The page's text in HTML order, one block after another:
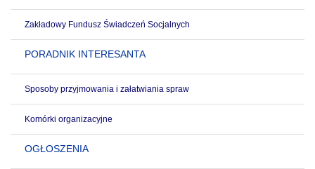
Zakładowy Fundusz Świadczeń Socjalnych
PORADNIK INTERESANTA
Sposoby przyjmowania i załatwiania spraw
Komórki organizacyjne
OGŁOSZENIA